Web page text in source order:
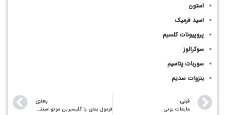
استون
اسید فرمیک
پروپیونات کلسیم
سوکرالوز
سوربات پتاسیم
بنزوات سدیم
قبلی
مایعات یونی
بعدی
فرمول بندی با گلیسیرین مونو استئارات (GMS)